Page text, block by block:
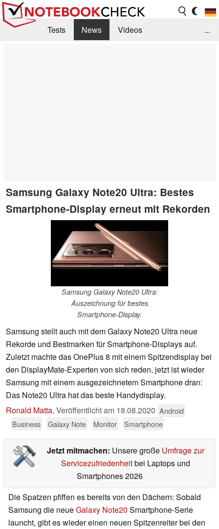
Tests News
Videos
...
Samsung Galaxy Note20 Ultra: Bestes
Smartphone-Display erneut mit Rekorden
Samsung Galaxy Note20 Ultra:
Auszeichnung für bestes
Smartphone-Display.
Samsung stellt auch mit dem Galaxy Note20 Ultra neue
Rekorde und Bestmarken für Smartphone-Displays auf.
Zuletzt machte das OnePlus 8 mit einem Spitzendisplay bei
den DisplayMate-Experten von sich reden, jetzt ist wieder
Samsung mit einem ausgezeichnetem Smartphone dran:
Das Note20 Ultra hat das beste Handydisplay.
Ronald Matta, Veröffentlicht am 18.08.2020 Android
Business
Galaxy Note Monitor Smartphone
Jetzt mitmachen: Unsere große Umfrage zur
Servicezufriedenheitbei Laptops und
Smartphones 2026
Die Spatzen pfiffen es bereits von den Dächern: Sobald
Samsung die neueGalaxy Note20 Smartphone-Serie
launcht, gibt es wieder einen neuen Spitzenreiter bei den